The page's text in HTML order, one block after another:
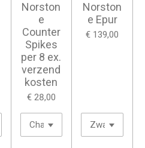
Norston
e
Counter
Spikes
per 8 ex.
verzend
kosten
€ 28,00
Norston
e Epur
€ 139,00